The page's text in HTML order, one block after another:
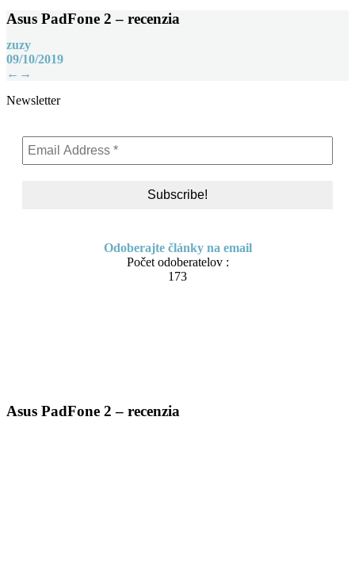
Asus PadFone 2 – recenzia
zuzy
09/10/2019
Post
navigation
← →
Newsletter
Odoberajte články na email
Počet odoberatelov :
173
Asus PadFone 2 – recenzia